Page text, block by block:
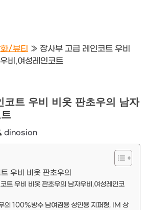
/뷰티 » 장사부 고급 레인코트 우비
비,여성레인코트
코트 우비 비옷 판초우의 남자
dinosion
우비 비옷 판초우의
트 우비 비옷 판초우의 남자우비,여성레인코
의 100%방수 남여겸용 성인용 지퍼형, IM 상